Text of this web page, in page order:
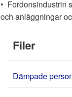
• Fordonsindustrin
och anläggningar
Filer
Dämpade